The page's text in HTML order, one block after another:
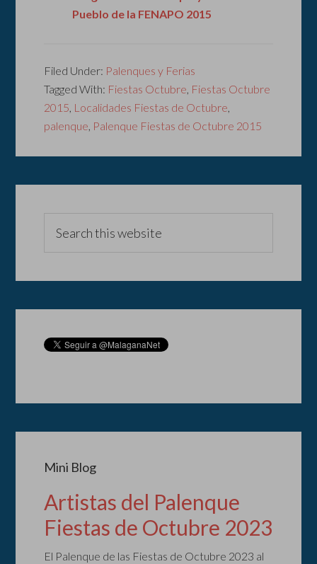
Pueblo de la FENAPO 2015
Filed Under: Palenques y Ferias
Tagged With: Fiestas Octubre, Fiestas Octubre
2015, Localidades Fiestas de Octubre,
palenque, Palenque Fiestas de Octubre 2015
Mini Blog
Artistas del Palenque
Fiestas de Octubre 2023
El Palenque de las Fiestas de Octubre 2023 al